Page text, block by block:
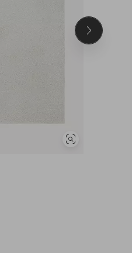
Vis
Neste